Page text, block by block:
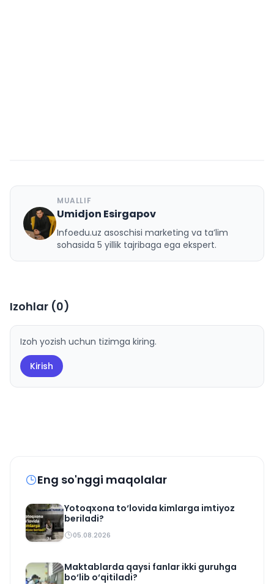
U
MUALLIF
Umidjon Esirgapov
Infoedu.uz asoschisi marketing va ta’lim
sohasida 5 yillik tajribaga ega ekspert.
Izohlar (0)
Izoh yozish uchun tizimga kiring.
Kirish
Eng so'nggi maqolalar
Yotoqxona to‘lovida kimlarga imtiyoz
beriladi?
05.08.2026
Maktablarda qaysi fanlar ikki guruhga
bo‘lib o‘qitiladi?